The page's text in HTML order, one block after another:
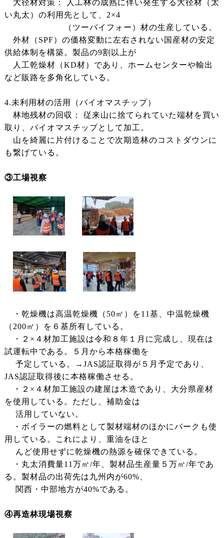
大径材対策： 人工林の成熟に伴い発生する大径材（太
い丸太）の利用先として、2×4
（ツーバイフォー）材の生産している。
外材（SPF）の価格変動に左右されない国産材の安定
供給体制を構築。製品の9割以上が
人工乾燥材（KD材）であり、ホームセンターや輸出
など販路を多角化している。
4.未利用材の活用（バイオマスチップ）
林地残材の回収： 従来山に捨てられていた端材を買い
取り、バイオマスチップとして加工。
山を綺麗に片付けることで次期造林のコストダウンに
も繋げている。
③工場視察
・乾燥機は高温乾燥機（50㎥）を11基、中温乾燥機
（200㎥）を６基所有している。
・２×４材加工施設は令和８年１月に完成し、現在は
試運転中である。５月から本格稼働を
予定している。→JAS認証取得が５月予定であり、
JAS認証取得後に本格稼働させる。
・２×４材加工施設の建屋は木造であり、大分県産材
を使用している。ただし、補助金は
活用していない。
・ボイラーの燃料として製材端材のほかにバークも使
用している。これにより、重油をほと
んど使用せずに乾燥機の熱源を確保できている。
・丸太消費量11万㎥/年、製材品生産量５万㎥/年であ
る。製材品の出荷先は九州内が60%、
関西・中部地方が40%である。
④再造林現場視察